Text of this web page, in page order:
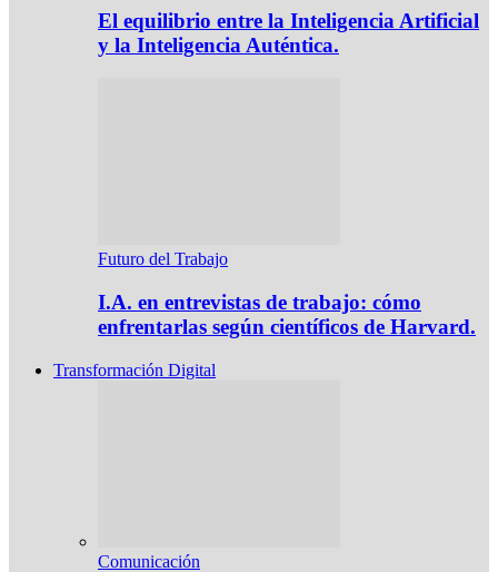
El equilibrio entre la Inteligencia Artificial
y la Inteligencia Auténtica.
Futuro del Trabajo
I.A. en entrevistas de trabajo: cómo
enfrentarlas según científicos de Harvard.
Transformación Digital
Comunicación